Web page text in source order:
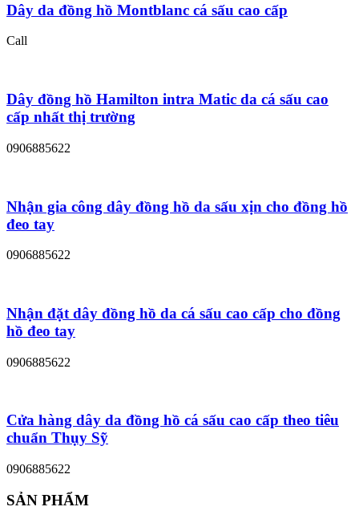
Dây da đồng hồ Montblanc cá sấu cao cấp
Call
Dây đồng hồ Hamilton intra Matic da cá sấu cao
cấp nhất thị trường
0906885622
Nhận gia công dây đồng hồ da sấu xịn cho đồng hồ
đeo tay
0906885622
Nhận đặt dây đồng hồ da cá sấu cao cấp cho đồng
hồ đeo tay
0906885622
Cửa hàng dây da đồng hồ cá sấu cao cấp theo tiêu
chuẩn Thụy Sỹ
0906885622
SẢN PHẨM